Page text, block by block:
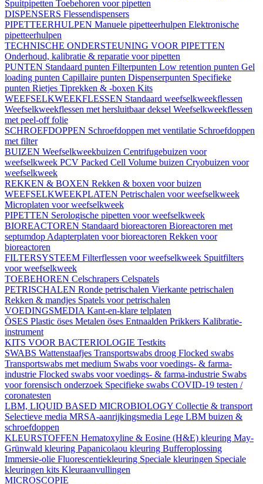
Spuitpipetten Toebehoren voor pipetten
DISPENSERS Flessendispensers
PIPETTEERHULPEN Manuele pipetteerhulpen Elektronische
pipetteerhulpen
TECHNISCHE ONDERSTEUNING VOOR PIPETTEN
Onderhoud, kalibratie & reparatie voor pipetten
PUNTEN Standaard punten Filterpunten Low retention punten Gel
loading punten Capillaire punten Dispenserpunten Specifieke
punten Rietjes Tiprekken & -boxen Kits
WEEFSELKWEEKFLESSEN Standaard weefselkweekflessen
Weefselkweekflessen met hersluitbaar deksel Weefselkweekflessen
met peel-off folie
SCHROEFDOPPEN Schroefdoppen met ventilatie Schroefdoppen
met filter
BUIZEN Weefselkweekbuizen Centrifugebuizen voor
weefselkweek PCV Packed Cell Volume buizen Cryobuizen voor
weefselkweek
REKKEN & BOXEN Rekken & boxen voor buizen
WEEFSELKWEEKPLATEN Petrischalen voor weefselkweek
Microplaten voor weefselkweek
PIPETTEN Serologische pipetten voor weefselkweek
BIOREACTOREN Standaard bioreactoren Bioreactoren met
septumdop Adapterplaten voor bioreactoren Rekken voor
bioreactoren
FILTERSYSTEEM Filterflessen voor weefselkweek Spuitfilters
voor weefselkweek
TOEBEHOREN Celschrapers Celspatels
PETRISCHALEN Ronde petrischalen Vierkante petrischalen
Rekken & mandjes Spatels voor petrischalen
VOEDINGSMEDIA Kant-en-klare telplaten
ÖSES Plastic öses Metalen öses Entnaalden Prikkers Kalibratie-
instrument
KITS VOOR BACTERIOLOGIE Testkits
SWABS Wattenstaafjes Transportswabs droog Flocked swabs
Transportswabs met medium Swabs voor voedings- & farma-
industrie Flocked swabs voor voedings- & farma-industrie Swabs
voor forensisch onderzoek Specifieke swabs COVID-19 testen /
coronatesten
LBM, LIQUID BASED MICROBIOLOGY Collectie & transport
Selectieve media MRSA-aanrijkingsmedia Lege LBM buizen &
schroefdoppen
KLEURSTOFFEN Hematoxyline & Eosine (H&E) kleuring May-
Grünwald kleuring Papanicolaou kleuring Bufferoplossing
Immersie-olie Fluorescentiekleuring Speciale kleuringen Speciale
kleuringen kits Kleuraanvullingen
MICROSCOPIE